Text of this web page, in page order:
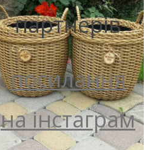
партнерів
посилання
на інстаграм